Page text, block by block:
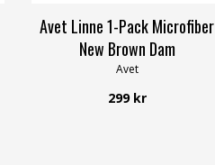
Avet Linne 1-Pack Microfiber
New Brown Dam
Avet
299 kr